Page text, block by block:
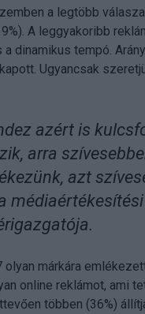
a legtöbb
A leggyakoribb
dinamikus tempó.
Ugyancsak
azért is
arra
azt
márkára
online reklámot, ami
többen (36%)